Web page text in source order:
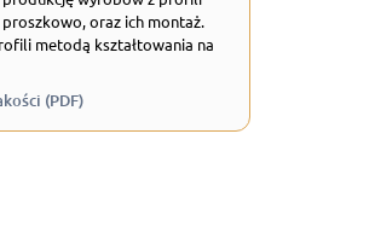
oraz ich montaż.
metodą kształtowania na
(PDF)